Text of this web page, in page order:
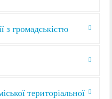
з громадськістю
територіальної